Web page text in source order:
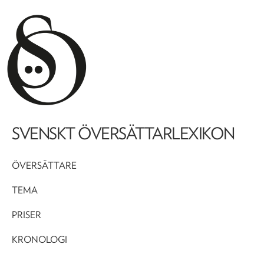
SVENSKT ÖVERSÄTTARLEXIKON
ÖVERSÄTTARE
TEMA
PRISER
KRONOLOGI